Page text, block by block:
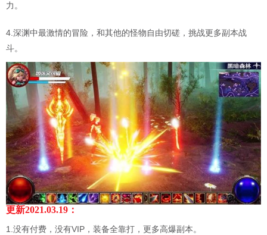
力。
4.深渊中最激情的冒险，和其他的怪物自由切磋，挑战更多副本战
斗。
更新2021.03.19：
1.没有付费，没有VIP，装备全靠打，更多高爆副本。